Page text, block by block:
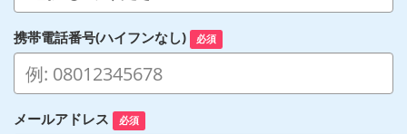
携帯電話番号(ハイフンなし) 必須
メールアドレス 必須